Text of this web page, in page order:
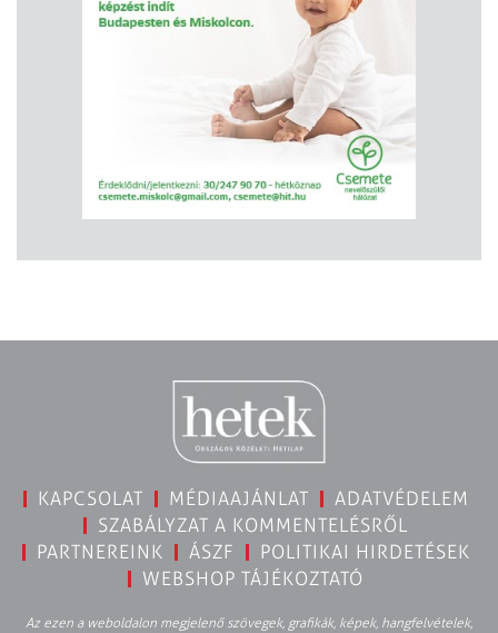
KAPCSOLAT MÉDIAAJÁNLAT
ADATVÉDELEM
SZABÁLYZAT A KOMMENTELÉSRŐL
PARTNEREINK
ÁSZF
POLITIKAI HIRDETÉSEK
WEBSHOP TÁJÉKOZTATÓ
Az ezen a weboldalon megjelenő szövegek, grafikák, képek, hangfelvételek,